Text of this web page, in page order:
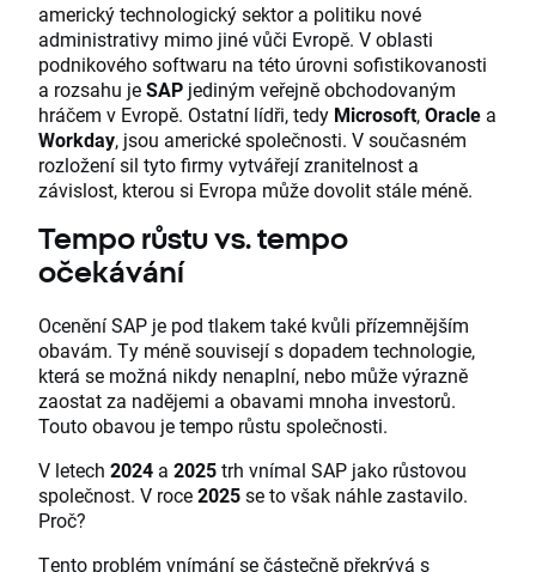
americký technologický sektor a politiku nové
administrativy mimo jiné vůči Evropě. V oblasti
podnikového softwaru na této úrovni sofistikovanosti
a rozsahu jeSAP jediným veřejně obchodovaným
hráčem v Evropě. Ostatní lídři, tedy Microsoft,Oracle a
Workday, jsou americké společnosti. V současném
rozložení sil tyto firmy vytvářejí zranitelnost a
závislost, kterou si Evropa může dovolit stále méně.
Tempo růstu vs. tempo
očekávání
Ocenění SAP je pod tlakem také kvůli přízemnějším
obavám. Ty méně souvisejí s dopadem technologie,
která se možná nikdy nenaplní, nebo může výrazně
zaostat za nadějemi a obavami mnoha investorů.
Touto obavou je tempo růstu společnosti.
V letech 2024 a 2025trh vnímal SAP jako růstovou
společnost. V roce2025se to však náhle zastavilo.
Proč?
Tento problém vnímání se částečně překrývá s